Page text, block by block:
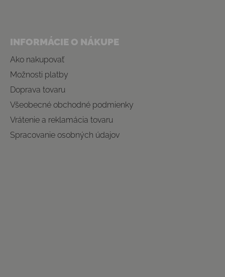
INFORMÁCIE O NÁKUPE
Ako nakupovať
Možnosti platby
Doprava tovaru
Všeobecné obchodné podmienky
Vrátenie a reklamácia tovaru
Spracovanie osobných údajov